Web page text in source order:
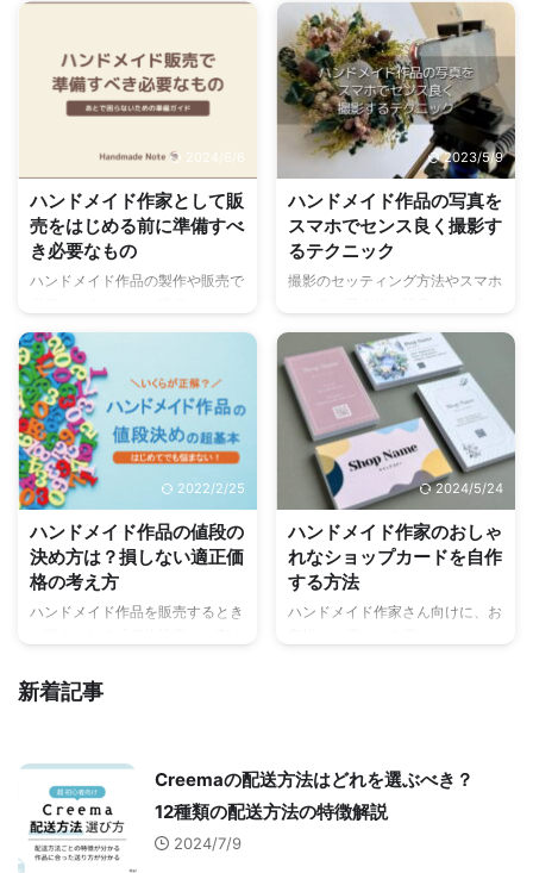
2024/6/6
ハンドメイド作家として販
売をはじめる前に準備すべ
き必要なもの
ハンドメイド作品の製作や販売で
メイド作家がお教えします。必要
なものは、「はじめに用意すべき
もの」「あると便利なもの」に加
え、販路ごとにご紹介していま
す。これからハンドメイド販売を
はじめる方はぜひチェックしてく
ださい。
2023/5/9
ハンドメイド作品の写真を
スマホでセンス良く撮影す
るテクニック
撮影のセッティング方法やスマホ
具体的な撮影方法や撮影テクニッ
ク、補正のコツなど、スマホでク
オリティの高い写真を撮るための
ポイントをまとめています。ハン
ドメイド作品の写真撮影に苦手意
識を持っている方はぜひチェッ
ク！
2022/2/25
ハンドメイド作品の値段の
決め方は？損しない適正価
格の考え方
ハンドメイド作品を販売するとき
経営が苦しくなります。では、い
くらに設定するべきか？売る側も
2024/5/24
ハンドメイド作家のおしゃ
れなショップカードを自作
する方法
ハンドメイド作家さん向けに、お
すく説明しています。
新着記事
Creemaの配送方法はどれを選ぶべき？
12種類の配送方法の特徴解説
2024/7/9